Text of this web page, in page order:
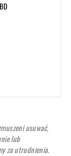
usuwać,
lub
za utrudnienia.